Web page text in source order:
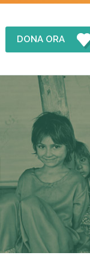
DONA ORA